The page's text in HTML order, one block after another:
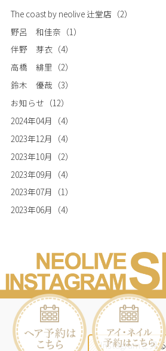
The coast by neolive 辻堂店 （2）
野呂 和佳奈 （1）
伴野 芽衣（4）
高橋 緋里 （2）
鈴木 優哉 （3）
お知らせ （12）
2024年04月 （4）
2023年12月 （4）
2023年10月 （2）
2023年09月 （4）
2023年07月 （1）
2023年06月 （4）
Instagramを見る